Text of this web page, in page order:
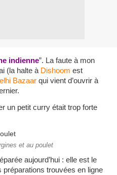
indienne”. La faute à mon
(la halte à Dishoom est
Bazaar qui vient d’ouvrir à
un petit curry était trop forte
et au poulet
aujourd’hui : elle est le
préparations trouvées en ligne